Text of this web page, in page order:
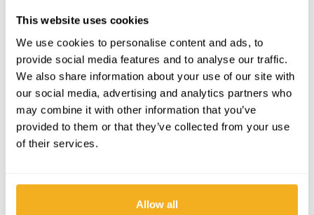
This website uses cookies
We use cookies to personalise content and ads, to
provide social media features and to analyse our traffic.
We also share information about your use of our site with
our social media, advertising and analytics partners who
may combine it with other information that you’ve
provided to them or that they’ve collected from your use
of their services.
Allow all
PRODUCTOS
APOYO & SERVICIO
SOBRE
DONDE COMPRAR
CONTACTOS
FORMULARIO DE CONTACTO
Hazte más BRAVOS, todos los días. Recibe todas las
novedades, promociones y campañas de VITO.
SUBSCRIBIR